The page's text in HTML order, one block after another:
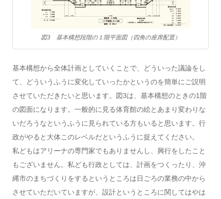
図3 基本構想段階の１階平面図（四角の座席配置）
基本構想から全体計画としていくことで、どういった議論をし
て、どういうふうに変化していったかというのを簡単にご説明
させていただきたいと思います。図3は、基本構想のときの1階
の図面になります。一般的に見る体育館の絵とあまり変わりな
いだろうなというふうに見られている方もいると思います。行
政がやると大体このレベルだというふうに捉えてください。
私どもはアリーナの専門家でもありませんし、興行をしたこと
もございません。私ども行政としては、計画をつくったり、沖
縄市のまちづくりをするというところは日ごろの業務の中から
させていただいていますが、設計というところに関してはやは